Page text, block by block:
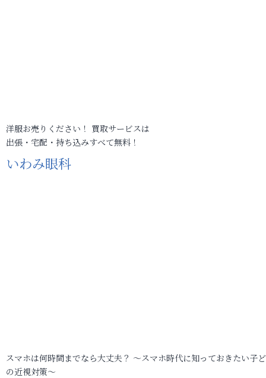
洋服お売りください！ 買取サービスは
出張・宅配・持ち込みすべて無料！
いわみ眼科
スマホは何時間までなら大丈夫？ ～スマホ時代に知っておきたい子
の近視対策～